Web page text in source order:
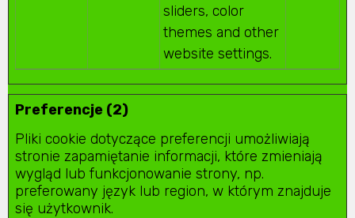
sliders, color
themes and other
website settings.
Preferencje (2)
Pliki cookie dotyczące preferencji umożliwiają
stronie zapamiętanie informacji, które zmieniają
wygląd lub funkcjonowanie strony, np.
preferowany język lub region, w którym znajduje
się użytkownik.